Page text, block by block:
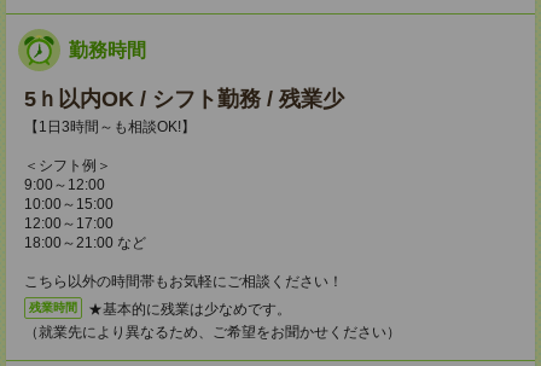
勤務時間
5ｈ以内OK / シフト勤務 / 残業少
【1日3時間～も相談OK!】
＜シフト例＞
9:00～12:00
10:00～15:00
12:00～17:00
18:00～21:00 など
こちら以外の時間帯もお気軽にご相談ください！
残業時間
★基本的に残業は少なめです。
（就業先により異なるため、ご希望をお聞かせください）